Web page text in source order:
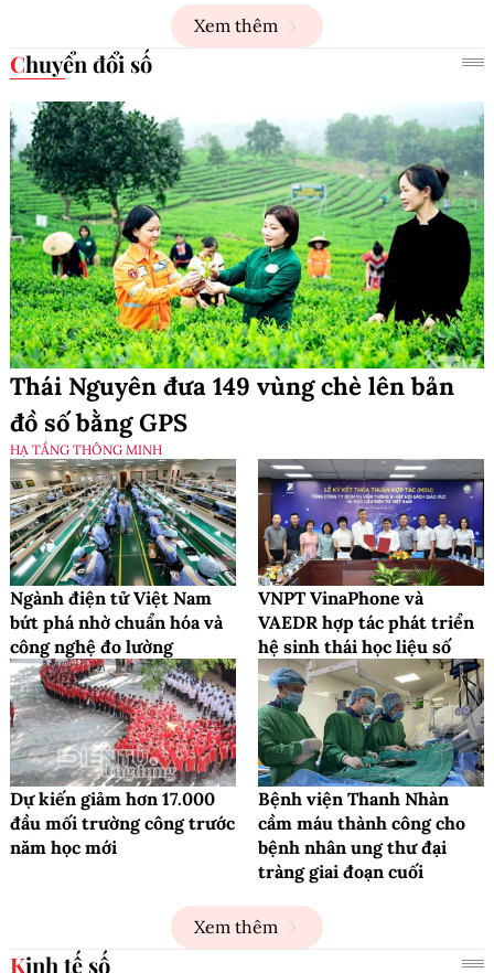
Xem thêm
Chuyển đổi số
Thái Nguyên đưa 149 vùng chè lên bản
đồ số bằng GPS
HẠ TẦNG THÔNG MINH
Ngành điện tử Việt Nam
bứt phá nhờ chuẩn hóa và
công nghệ đo lường
VNPT VinaPhone và
VAEDR hợp tác phát triển
hệ sinh thái học liệu số
Dự kiến giảm hơn 17.000
đầu mối trường công trước
năm học mới
Bệnh viện Thanh Nhàn
cầm máu thành công cho
bệnh nhân ung thư đại
tràng giai đoạn cuối
Xem thêm
Kinh tế số